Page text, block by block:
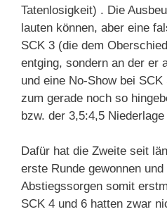
Tatenlosigkeit) . Die
lauten können, aber eine
SCK 3 (die dem
entging, sondern an der er
und eine No-Show bei
zum gerade noch so
bzw. der 3,5:4,5
Dafür hat die Zweite seit
erste Runde gewonnen
Abstiegssorgen somit
SCK 4 und 6 hatten zwar